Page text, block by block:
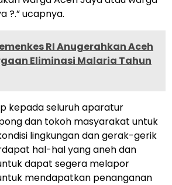
?.” ucapnya.
RI Anugerahkan Aceh
Eliminasi Malaria Tahun
kepada seluruh aparatur
dan tokoh masyarakat untuk
lingkungan dan gerak-gerik
hal-hal yang aneh dan
dapat segera melapor
mendapatkan penanganan